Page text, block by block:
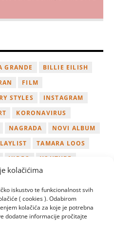
kolačićima
iskustvo te funkcionalnost svih
( cookies ). Odabirom
kolačića za koje je potrebna
dodatne informacije pročitajte
GRANDE
BILLIE EILISH
FILM
STYLES
INSTAGRAM
KORONAVIRUS
NAGRADA
NOVI ALBUM
TAMARA LOOS
VIDEO
YOUTUBE